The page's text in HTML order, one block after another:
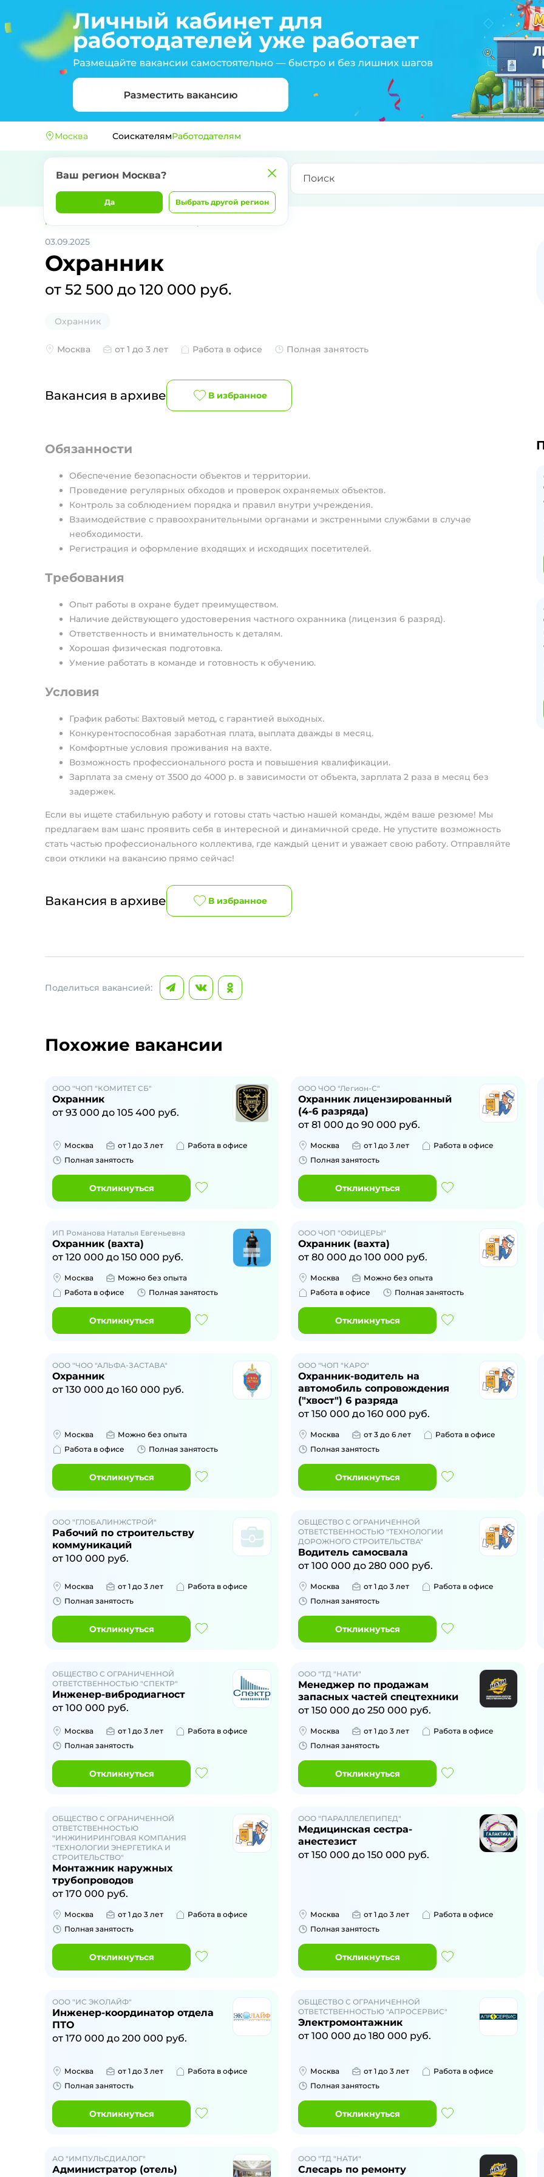
Москва
Ваш регион Москва?
Да Выбрать другой регион
СоискателямРаботодателям
Главная
03.09.2025
Охранник
от 52 500 до 120 000 руб.
Охранник
Москва от 1 до 3 лет Работа в офисе Полная занятость
Вакансия в архиве В избранное
Обязанности
Обеспечение безопасности объектов и территории.
Проведение регулярных обходов и проверок охраняемых объектов.
Контроль за соблюдением порядка и правил внутри учреждения.
Взаимодействие с правоохранительными органами и экстренными службами в случае
необходимости.
Регистрация и оформление входящих и исходящих посетителей.
Требования
Опыт работы в охране будет преимуществом.
Наличие действующего удостоверения частного охранника (лицензия 6 разряд).
Ответственность и внимательность к деталям.
Хорошая физическая подготовка.
Умение работать в команде и готовность к обучению.
Условия
График работы: Вахтовый метод, с гарантией выходных.
Конкурентоспособная заработная плата, выплата дважды в месяц.
Комфортные условия проживания на вахте.
Возможность профессионального роста и повышения квалификации.
Зарплата за смену от 3500 до 4000 р. в зависимости от объекта, зарплата 2 раза в месяц без
задержек.
Если вы ищете стабильную работу и готовы стать частью нашей команды, ждём ваше резюме! Мы
предлагаем вам шанс проявить себя в интересной и динамичной среде. Не упустите возможность
стать частью профессионального коллектива, где каждый ценит и уважает свою работу. Отправляйте
свои отклики на вакансию прямо сейчас!
Вакансия в архиве В избранное
Поделиться вакансией:
Похожие вакансии
ООО "ЧОП "КОМИТЕТ СБ"
Охранник
от 93 000 до 105 400 руб.
Москва от 1 до 3 лет
Работа в офисе
Полная занятость
Откликнуться
ООО ЧОО "Легион-С"
Охранник лицензированный
(4-6 разряда)
от81 000 до90 000 руб.
Москва от 1 до 3 лет
Работа в офисе
Полная занятость
Откликнуться
ИП Романова Наталья Евгеньевна
Охранник (вахта)
от 120 000 до 150 000 руб.
Москва
Можно без опыта
Работа в офисе
Полная занятость
Откликнуться
ООО ЧОП "ОФИЦЕРЫ"
Охранник (вахта)
от80 000 до100 000 руб.
Москва
Можно без опыта
Работа в офисе
Полная занятость
Откликнуться
ООО "ЧОО "АЛЬФА-ЗАСТАВА"
Охранник
от 130 000 до 160 000 руб.
Москва
Можно без опыта
Работа в офисе
Полная занятость
Откликнуться
ООО "ЧОП "КАРО"
Охранник-водитель на
автомобиль сопровождения
("хвост") 6 разряда
от150 000 до160 000 руб.
Москва от 3 до 6 лет
Работа в офисе
Полная занятость
Откликнуться
ООО "ГЛОБАЛИНЖСТРОЙ"
Рабочий по строительству
коммуникаций
от 100 000 руб.
Москва от 1 до 3 лет
Работа в офисе
Полная занятость
Откликнуться
ОБЩЕСТВО С ОГРАНИЧЕННОЙ
ОТВЕТСТВЕННОСТЬЮ "ТЕХНОЛОГИИ
ДОРОЖНОГО СТРОИТЕЛЬСТВА"
Водитель самосвала
от100 000 до280 000 руб.
Москва от 1 до 3 лет
Работа в офисе
Полная занятость
Откликнуться
ОБЩЕСТВО С ОГРАНИЧЕННОЙ
ОТВЕТСТВЕННОСТЬЮ "СПЕКТР"
Инженер-вибродиагност
от 100 000 руб.
Москва от 1 до 3 лет
Работа в офисе
Полная занятость
Откликнуться
ООО "ТД "НАТИ"
Менеджер по продажам
запасных частей спецтехники
от150 000 до250 000 руб.
Москва от 1 до 3 лет
Работа в офисе
Полная занятость
Откликнуться
ОБЩЕСТВО С ОГРАНИЧЕННОЙ
ОТВЕТСТВЕННОСТЬЮ
"ИНЖИНИРИНГОВАЯ КОМПАНИЯ
"ТЕХНОЛОГИИ ЭНЕРГЕТИКА И
СТРОИТЕЛЬСТВО"
Монтажник наружных
трубопроводов
от 170 000 руб.
Москва от 1 до 3 лет
Работа в офисе
Полная занятость
Откликнуться
ООО "ПАРАЛЛЕЛЕПИПЕД"
Медицинская сестра-
анестезист
от150 000 до150 000 руб.
Москва от 1 до 3 лет
Работа в офисе
Полная занятость
Откликнуться
ООО "ИС ЭКОЛАЙФ"
Инженер-координатор отдела
ПТО
от 170 000 до 200 000 руб.
Москва от 1 до 3 лет
Работа в офисе
Полная занятость
Откликнуться
ОБЩЕСТВО С ОГРАНИЧЕННОЙ
ОТВЕТСТВЕННОСТЬЮ "АПРОСЕРВИС"
Электромонтажник
от100 000 до180 000 руб.
Москва от 1 до 3 лет
Работа в офисе
Полная занятость
Откликнуться
АО "ИМПУЛЬСДИАЛОГ"
Администратор (отель)
ООО "ТД "НАТИ"
Слесарь по ремонту